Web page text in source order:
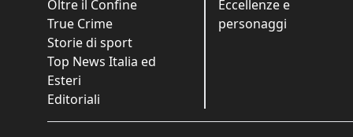
Oltre il Confine
True Crime
Storie di sport
Top News Italia ed
Esteri
Editoriali
Eccellenze e
personaggi